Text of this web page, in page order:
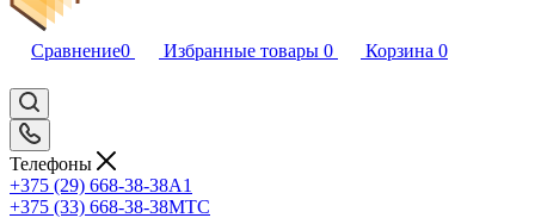
Сравнение0 Избранные товары 0 Корзина 0
Телефоны
+375 (29) 668-38-38A1
+375 (33) 668-38-38МТС